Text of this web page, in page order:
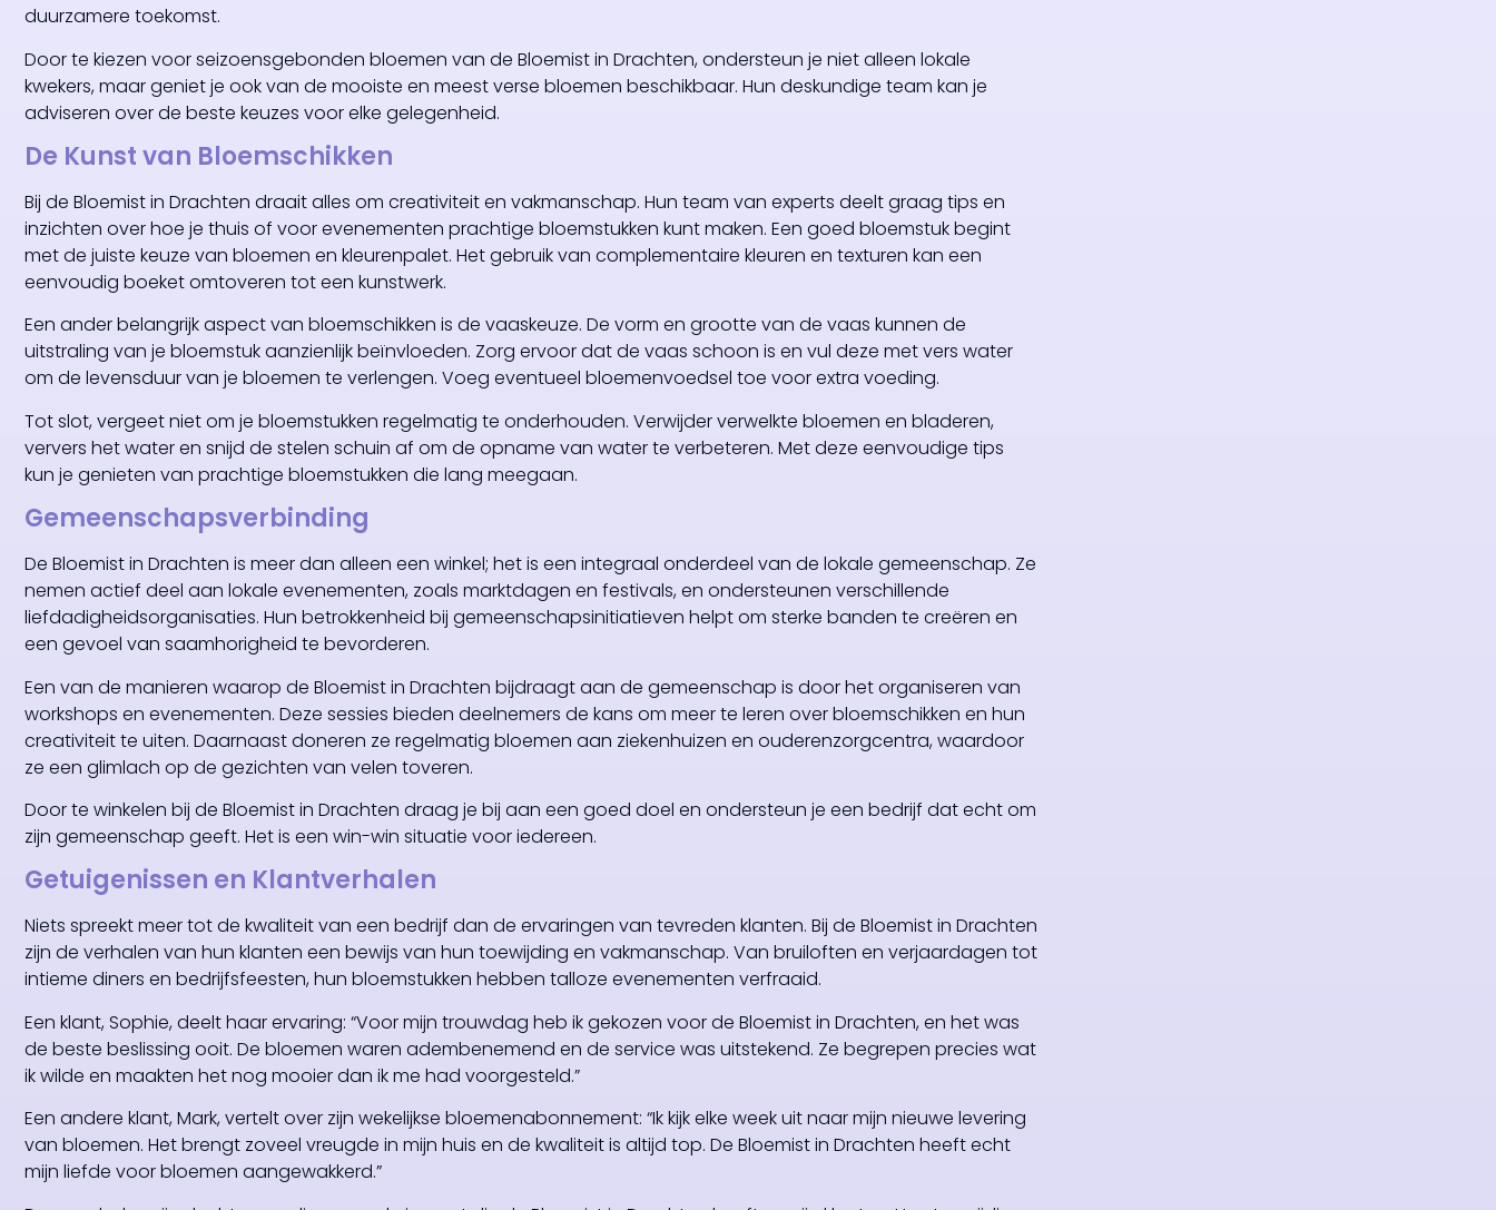
duurzamere toekomst.
Door te kiezen voor seizoensgebonden bloemen van de Bloemist in Drachten, ondersteun je niet alleen lokale
kwekers, maar geniet je ook van de mooiste en meest verse bloemen beschikbaar. Hun deskundige team kan je
adviseren over de beste keuzes voor elke gelegenheid.
De Kunst van Bloemschikken
Bij de Bloemist in Drachten draait alles om creativiteit en vakmanschap. Hun team van experts deelt graag tips en
inzichten over hoe je thuis of voor evenementen prachtige bloemstukken kunt maken. Een goed bloemstuk begint
met de juiste keuze van bloemen en kleurenpalet. Het gebruik van complementaire kleuren en texturen kan een
eenvoudig boeket omtoveren tot een kunstwerk.
Een ander belangrijk aspect van bloemschikken is de vaaskeuze. De vorm en grootte van de vaas kunnen de
uitstraling van je bloemstuk aanzienlijk beïnvloeden. Zorg ervoor dat de vaas schoon is en vul deze met vers water
om de levensduur van je bloemen te verlengen. Voeg eventueel bloemenvoedsel toe voor extra voeding.
Tot slot, vergeet niet om je bloemstukken regelmatig te onderhouden. Verwijder verwelkte bloemen en bladeren,
ververs het water en snijd de stelen schuin af om de opname van water te verbeteren. Met deze eenvoudige tips
kun je genieten van prachtige bloemstukken die lang meegaan.
Gemeenschapsverbinding
De Bloemist in Drachten is meer dan alleen een winkel; het is een integraal onderdeel van de lokale gemeenschap. Ze
nemen actief deel aan lokale evenementen, zoals marktdagen en festivals, en ondersteunen verschillende
liefdadigheidsorganisaties. Hun betrokkenheid bij gemeenschapsinitiatieven helpt om sterke banden te creëren en
een gevoel van saamhorigheid te bevorderen.
Een van de manieren waarop de Bloemist in Drachten bijdraagt aan de gemeenschap is door het organiseren van
workshops en evenementen. Deze sessies bieden deelnemers de kans om meer te leren over bloemschikken en hun
creativiteit te uiten. Daarnaast doneren ze regelmatig bloemen aan ziekenhuizen en ouderenzorgcentra, waardoor
ze een glimlach op de gezichten van velen toveren.
Door te winkelen bij de Bloemist in Drachten draag je bij aan een goed doel en ondersteun je een bedrijf dat echt om
zijn gemeenschap geeft. Het is een win-win situatie voor iedereen.
Getuigenissen en Klantverhalen
Niets spreekt meer tot de kwaliteit van een bedrijf dan de ervaringen van tevreden klanten. Bij de Bloemist in Drachten
zijn de verhalen van hun klanten een bewijs van hun toewijding en vakmanschap. Van bruiloften en verjaardagen tot
intieme diners en bedrijfsfeesten, hun bloemstukken hebben talloze evenementen verfraaid.
Een klant, Sophie, deelt haar ervaring: “Voor mijn trouwdag heb ik gekozen voor de Bloemist in Drachten, en het was
de beste beslissing ooit. De bloemen waren adembenemend en de service was uitstekend. Ze begrepen precies wat
ik wilde en maakten het nog mooier dan ik me had voorgesteld.”
Een andere klant, Mark, vertelt over zijn wekelijkse bloemenabonnement: “Ik kijk elke week uit naar mijn nieuwe levering
van bloemen. Het brengt zoveel vreugde in mijn huis en de kwaliteit is altijd top. De Bloemist in Drachten heeft echt
mijn liefde voor bloemen aangewakkerd.”